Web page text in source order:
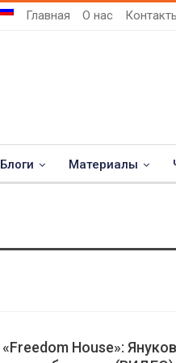
Главная О нас
Блоги Материалы
«Freedom House»: